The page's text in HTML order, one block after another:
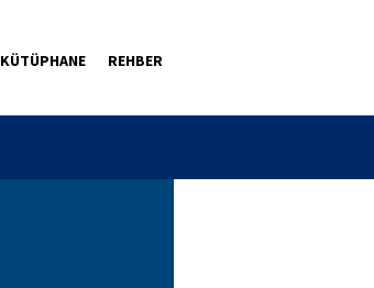
KÜTÜPHANE REHBER